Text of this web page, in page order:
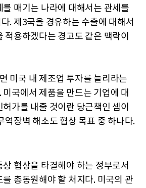
를 매기는 나라에 대해서는 관세를
. 제3국을 경유하는 수출에 대해서
적용하겠다는 경고도 같은 맥락이
미국 내 제조업 투자를 늘리라는
국에서 제품을 만드는 기업에 대
가를 내줄 것이란 당근책인 셈이
역장벽 해소도 협상 목표 중 하나다.
협상을 타결해야 하는 정부로서
총동원해야 할 처지다. 미국의 관